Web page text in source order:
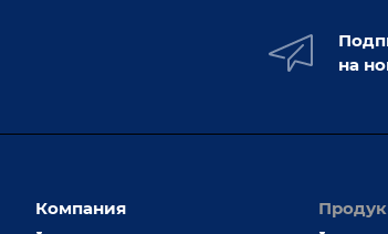
на
Компания